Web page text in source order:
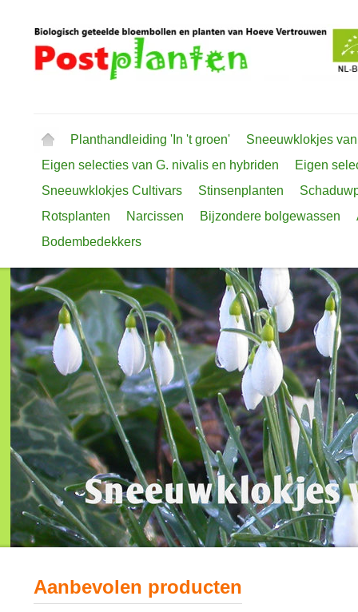
Planthandleiding 'In 't groen'
Sneeuwklokjes
Eigen selecties van G. nivalis en hybriden
Eigen
Sneeuwklokjes Cultivars
Stinsenplanten
Rotsplanten
Narcissen Bijzondere bolgewassen
Bodembedekkers
Aanbevolen producten